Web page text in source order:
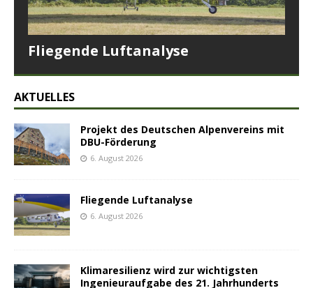
Fliegende Luftanalyse
AKTUELLES
Projekt des Deutschen Alpenvereins mit
DBU-Förderung
6. August 2026
Fliegende Luftanalyse
6. August 2026
Klimaresilienz wird zur wichtigsten
Ingenieuraufgabe des 21. Jahrhunderts